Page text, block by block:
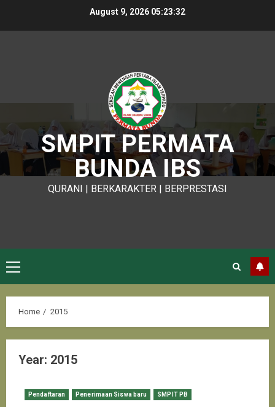
August 9, 2026 05:23:33
SMPIT PERMATA
BUNDA IBS
QURANI | BERKARAKTER | BERPRESTASI
Primary
Menu
Home 2015
Year: 2015
Pendaftaran Penerimaan Siswa baru SMPIT PB